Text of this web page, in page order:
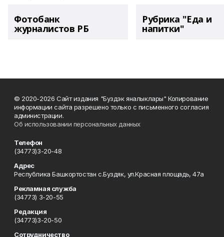
Фотобанк
журналистов РБ
Рубрика "Еда и
напитки"
© 2020-2026 Сайт издания "Буздэк яналыклары" Копирование
информации сайта разрешено только с письменного согласия
администрации.
Об использовании персональных данных
Телефон
(34773)3-20-48
Адрес
Республика Башкортостан с.Буздяк, ул.Красная площадь, 47а
Рекламная служба
(34773) 3-20-55
Редакция
(34773)3-20-50
Сотрудничество